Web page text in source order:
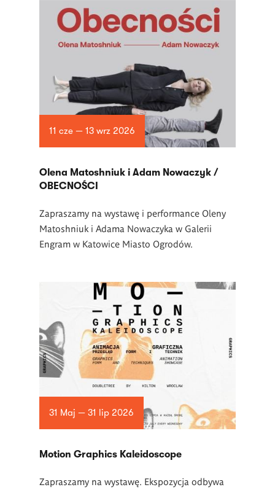
11 cze — 13 wrz 2026
Olena Matoshniuk i Adam Nowaczyk /
OBECNOŚCI
Zapraszamy na wystawę i performance Oleny
Matoshniuk i Adama Nowaczyka w Galerii
Engram w Katowice Miasto Ogrodów.
31 Maj — 31 lip 2026
Motion Graphics Kaleidoscope
Zapraszamy na wystawę. Ekspozycja odbywa